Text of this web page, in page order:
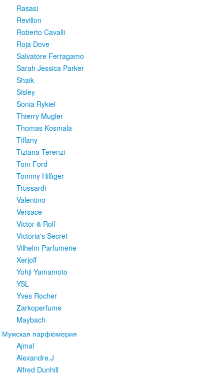
Rasasi
Revillon
Roberto Cavalli
Roja Dove
Salvatore Ferragamo
Sarah Jessica Parker
Shaik
Sisley
Sonia Rykiel
Thierry Mugler
Thomas Kosmala
Tiffany
Tiziana Terenzi
Tom Ford
Tommy Hilfiger
Trussardi
Valentino
Versace
Victor & Rolf
Victoria's Secret
Vilhelm Parfumerie
Xerjoff
Yohji Yamamoto
YSL
Yves Rocher
Zarkoperfume
Maybach
Мужская парфюмерия
Ajmal
Alexandre.J
Alfred Dunhill